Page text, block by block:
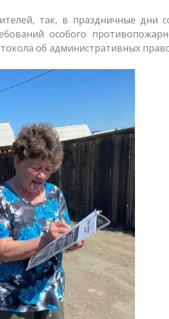
так, в праздничные дни
особого
об административных